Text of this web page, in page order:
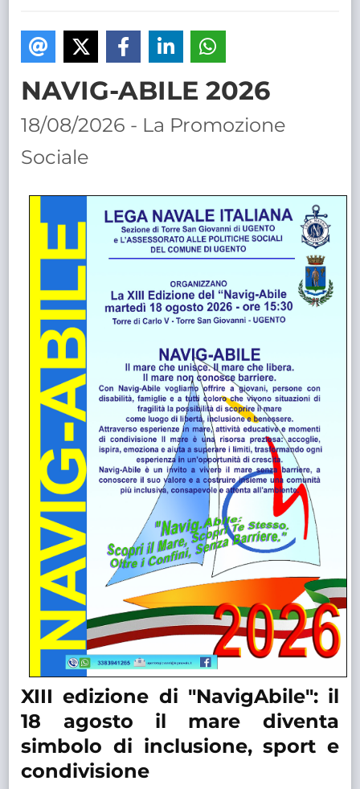
NAVIG-ABILE 2026
18/08/2026 - La Promozione
Sociale
XIII edizione di "NavigAbile": il
18 agosto il mare diventa
simbolo di inclusione, sport e
condivisione